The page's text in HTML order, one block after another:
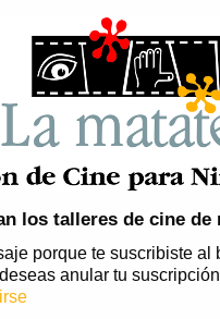
los talleres de cine de
porque te suscribiste al
anular tu